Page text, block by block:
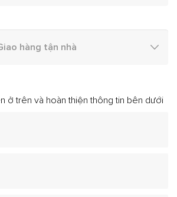
ở trên và hoàn thiện thông tin bên dưới